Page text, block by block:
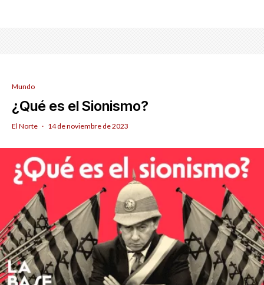
Mundo
¿Qué es el Sionismo?
El Norte · 14 de noviembre de 2023